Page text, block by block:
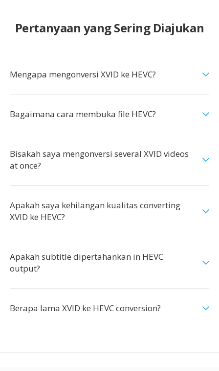
Pertanyaan yang Sering Diajukan
Mengapa mengonversi XVID ke HEVC?
Bagaimana cara membuka file HEVC?
Bisakah saya mengonversi several XVID videos
at once?
Apakah saya kehilangan kualitas converting
XVID ke HEVC?
Apakah subtitle dipertahankan in HEVC
output?
Berapa lama XVID ke HEVC conversion?